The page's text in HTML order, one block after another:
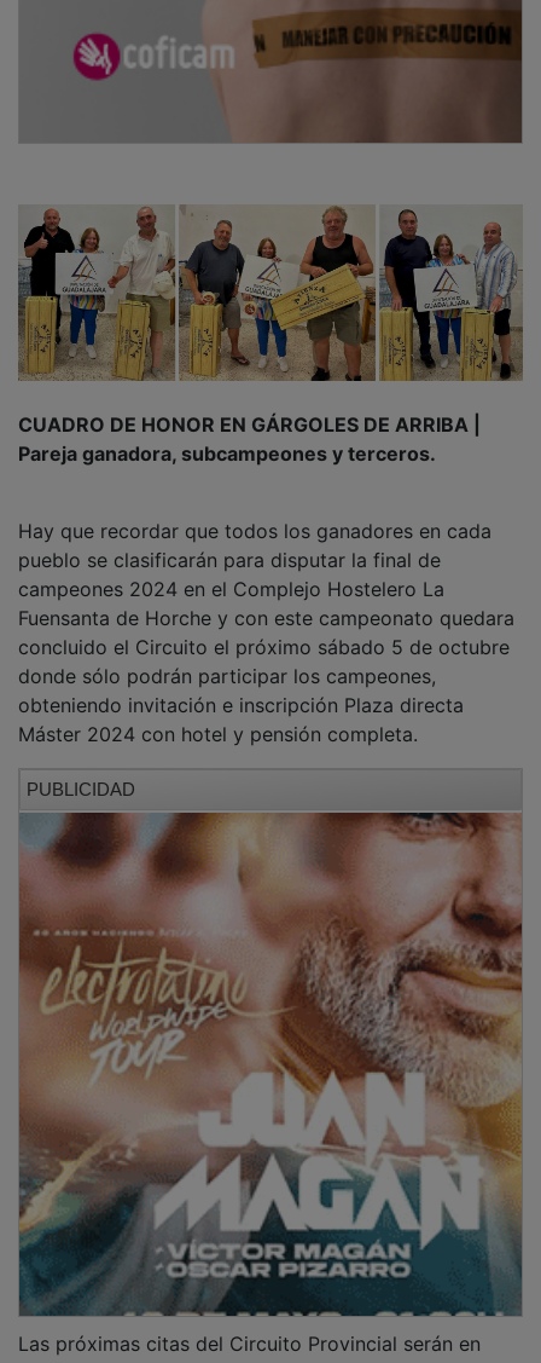
CUADRO DE HONOR EN GÁRGOLES DE ARRIBA |
Pareja ganadora, subcampeones y terceros.
pueblo se clasificarán para disputar la final de
campeones 2024 en el Complejo Hostelero La
Fuensanta de Horche y con este campeonato quedara
concluido el Circuito el próximo sábado 5 de octubre
donde sólo podrán participar los campeones,
obteniendo invitación e inscripción Plaza directa
Máster 2024 con hotel y pensión completa.
Sacedón (este sábado) y en Alcolea del Pinar